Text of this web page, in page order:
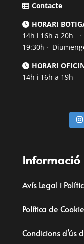
Contacte
HORARI
14h i 16h a 20h ·
19:30h ·
HORARI
14h i 16h a 19h
Informació
Avís Legal i
Política de
Condicions d’ús